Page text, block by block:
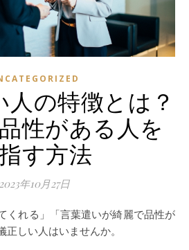
人の特徴とは？
性がある人を
す方法
2023年10月27日
しい人はいませんか。